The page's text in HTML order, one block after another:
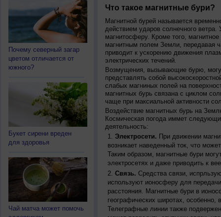
Почему северный загар
цветом отличается от
южного?
Букет сирени вреден
для здоровья
Чай матча может помочь
Что такое магнитные бури?
Магнитной бурей называется
действием ударов солнечного ветра.
магнитосферу. Кроме того,
магнитным полем Земли, передавая
приводит к ускорению движения
электрических течений.
Возмущения, вызывающие бурю,
представлять собой
слабых магниных полей на
магнитных бурь связана с циклом
чаще при максиальной активности
Воздействие магнитных бурь на
Космическая погода иммет
деятельность:
Электросети. При движении
возникает наведенный ток, что
Таким образом, магнитные бури
электросетях и даже приводить к
Связь. Средства связи,
используют ионосферу для
расстояния. Магнитные бури в
географических широтах,
Телеграфные линии также